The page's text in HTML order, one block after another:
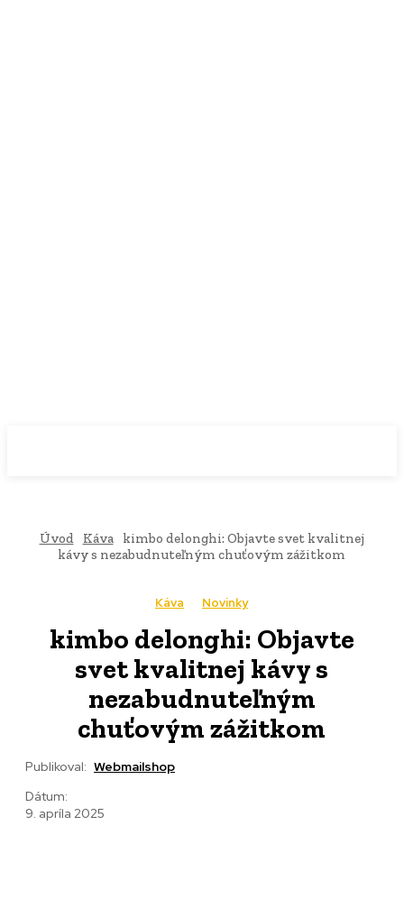
Úvod Káva
kimbo delonghi: Objavte svet kvalitnej
kávy s nezabudnuteľným chuťovým zážitkom
Káva Novinky
kimbo delonghi: Objavte
svet kvalitnej kávy s
nezabudnuteľným
chuťovým zážitkom
Publikoval: Webmailshop
Dátum:
9. apríla 2025